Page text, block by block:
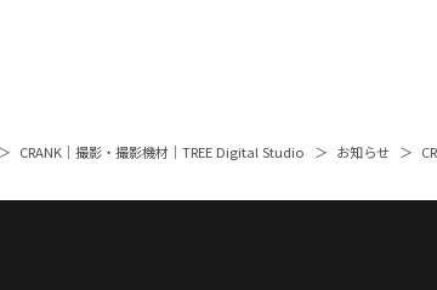
CRANK｜撮影・撮影機材｜TREE Digital Studio お知らせ